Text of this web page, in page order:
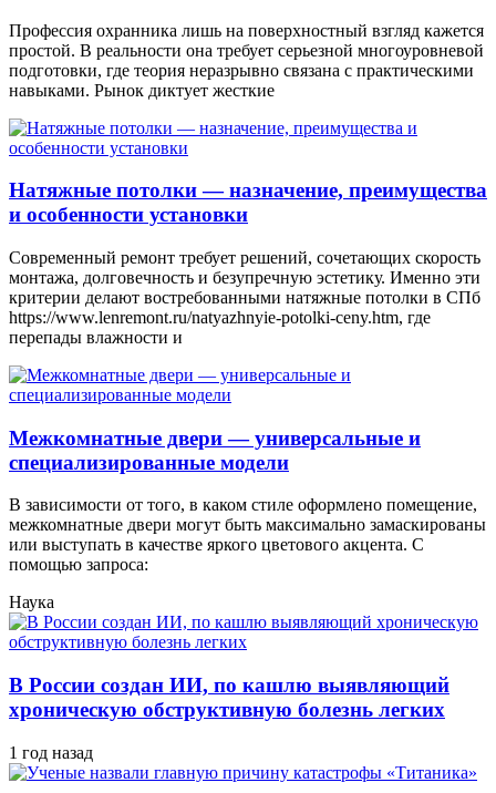
Профессия охранника лишь на поверхностный взгляд кажется
простой. В реальности она требует серьезной многоуровневой
подготовки, где теория неразрывно связана с практическими
навыками. Рынок диктует жесткие
Натяжные потолки — назначение, преимущества
и особенности установки
Современный ремонт требует решений, сочетающих скорость
монтажа, долговечность и безупречную эстетику. Именно эти
критерии делают востребованными натяжные потолки в СПб
https://www.lenremont.ru/natyazhnyie-potolki-ceny.htm, где
перепады влажности и
Межкомнатные двери — универсальные и
специализированные модели
В зависимости от того, в каком стиле оформлено помещение,
межкомнатные двери могут быть максимально замаскированы
или выступать в качестве яркого цветового акцента. С
помощью запроса:
Наука
В России создан ИИ, по кашлю выявляющий
хроническую обструктивную болезнь легких
1 год назад